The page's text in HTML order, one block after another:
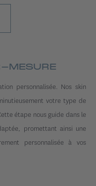
MESURE
personnalisée. Nos skin
votre type de
étape nous guide dans le
promettant ainsi une
personnalisée à vos